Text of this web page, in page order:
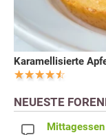
Karamellisierte
NEUESTE